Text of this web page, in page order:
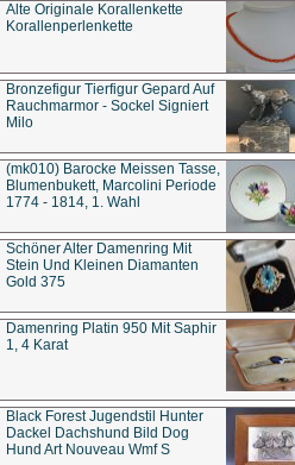
Alte Originale Korallenkette
Korallenperlenkette
Bronzefigur Tierfigur Gepard Auf
Rauchmarmor - Sockel Signiert
Milo
(mk010) Barocke Meissen Tasse,
Blumenbukett, Marcolini Periode
1774 - 1814, 1. Wahl
Schöner Alter Damenring Mit
Stein Und Kleinen Diamanten
Gold 375
Damenring Platin 950 Mit Saphir
1, 4 Karat
Black Forest Jugendstil Hunter
Dackel Dachshund Bild Dog
Hund Art Nouveau Wmf S